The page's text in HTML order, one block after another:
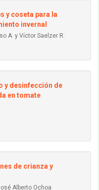
y coseta para la
invernal
A. y Víctor Saelzer R.
y desinfección de
en tomate
de crianza y
Alberto Ochoa